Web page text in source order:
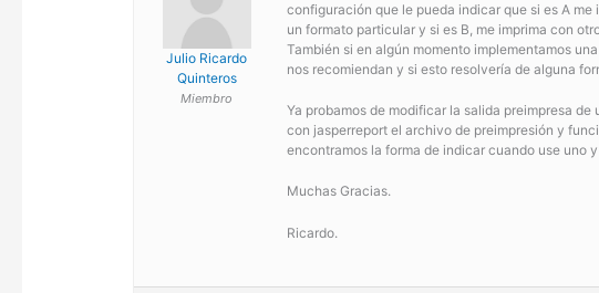
Julio Ricardo
Quinteros
Miembro
configuración que le pueda indicar que si es A me
un formato particular y si es B, me imprima con
También si en algún momento implementamos
nos recomiendan y si esto resolvería de alguna
Ya probamos de modificar la salida preimpresa
con jasperreport el archivo de preimpresión y
encontramos la forma de indicar cuando use uno
Muchas Gracias.
Ricardo.